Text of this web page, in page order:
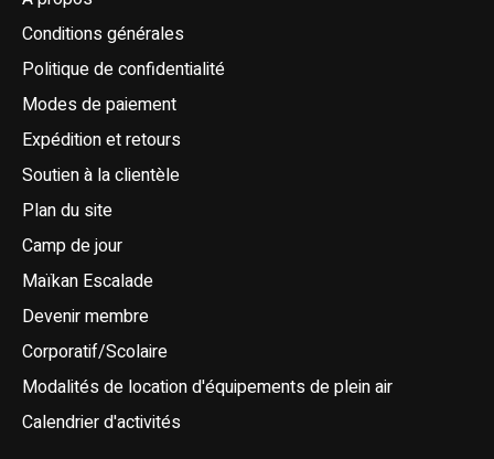
Conditions générales
Politique de confidentialité
Modes de paiement
Expédition et retours
Soutien à la clientèle
Plan du site
Camp de jour
Maïkan Escalade
Devenir membre
Corporatif/Scolaire
Modalités de location d'équipements de plein air
Calendrier d'activités